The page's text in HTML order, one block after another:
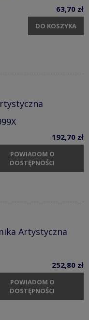
63,70 zł
DO KOSZYKA
192,70 zł
POWIADOM O
DOSTĘPNOŚCI
Artystyczna
252,80 zł
POWIADOM O
DOSTĘPNOŚCI